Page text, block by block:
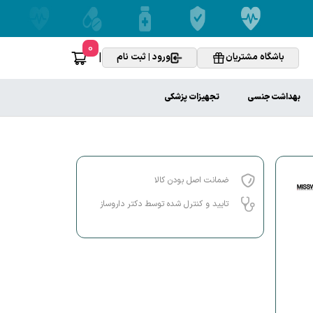
باشگاه مشتریان ورود | ثبت نام |
0
بهداشت جنسی تجهیزات پزشکی
ضمانت اصل بودن کالا
تایید و کنترل شده توسط دکتر داروساز